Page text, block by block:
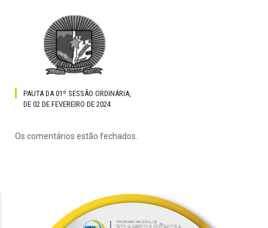
PAUTA DA 01º SESSÃO ORDINÁRIA,
DE 02 DE FEVEREIRO DE 2024
Os comentários estão fechados.